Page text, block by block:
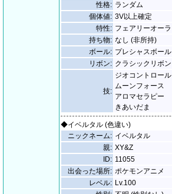
性格: ランダム
個体値: 3V以上確定
特性: フェアリーオーラ
持ち物: なし (非所持)
ボール: プレシャスボール
リボン: クラシックリボン
技:
ジオコントロール
ムーンフォース
アロマセラピー
きあいだま
◆イベルタル (色違い)
ニックネーム: イベルタル
親: XY&Z
ID: 11055
出会った場所: ポケモンアニメ
レベル: Lv.100